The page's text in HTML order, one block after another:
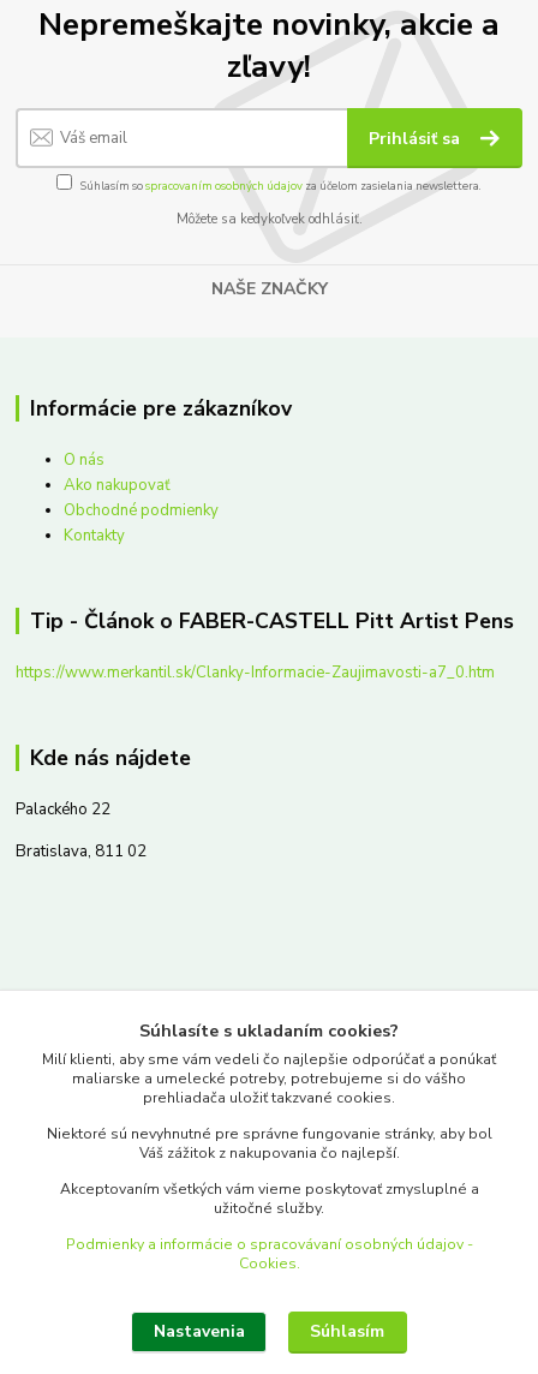
Nepremeškajte novinky, akcie a
zľavy!
Prihlásiť sa
Súhlasím sospracovaním osobných údajov za účelom zasielania newslettera.
Môžete sa kedykoľvek odhlásiť.
NAŠE ZNAČKY
Informácie pre zákazníkov
O nás
Ako nakupovať
Obchodné podmienky
Kontakty
Tip - Článok o FABER-CASTELL Pitt Artist Pens
https://www.merkantil.sk/Clanky-Informacie-Zaujimavosti-a7_0.htm
Kde nás nájdete
Palackého 22
Bratislava, 811 02
www.merkantil.sk
Pondelok-Piatok: 9.00-17.00hod.
objednavky@merkantil-obchod.sk
Upraviť zber cookies.
Súhlasíte s ukladaním cookies?
Milí klienti, aby sme vám vedeli čo najlepšie odporúčať a ponúkať
maliarske a umelecké potreby, potrebujeme si do vášho
prehliadača uložiť takzvané cookies.
Niektoré sú nevyhnutné pre správne fungovanie stránky, aby bol
Váš zážitok z nakupovania čo najlepší.
Akceptovaním všetkých vám vieme poskytovať zmysluplné a
užitočné služby.
Podmienky a informácie o spracovávaní osobných údajov -
Cookies.
Nastavenia Súhlasím